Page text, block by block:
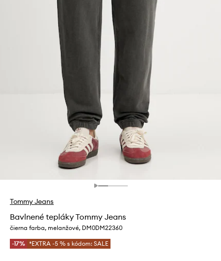
Tommy Jeans
Bavlnené tepláky Tommy Jeans
čierna farba, melanžové, DM0DM22360
-17% *EXTRA -5 % s kódom: SALE